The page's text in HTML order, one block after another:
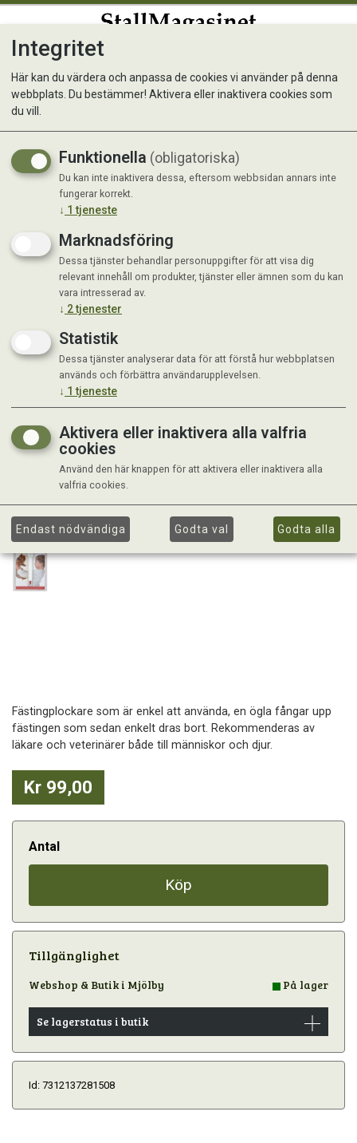
Fästingplockare Penna
Fästingplockare som är enkel att använda, en ögla fångar upp
fästingen som sedan enkelt dras bort. Rekommenderas av
läkare och veterinärer både till människor och djur.
Kr 99,00
Antal
Köp
Tillgänglighet
Webshop & Butik i Mjölby På lager
Se lagerstatus i butik
Id: 7312137281508
Integritet
Här kan du värdera och anpassa de cookies vi använder på denna
webbplats. Du bestämmer! Aktivera eller inaktivera cookies som
du vill.
Funktionella (obligatoriska)
Du kan inte inaktivera dessa, eftersom webbsidan annars inte
fungerar korrekt.
↓ 1 tjeneste
Marknadsföring
Dessa tjänster behandlar personuppgifter för att visa dig
relevant innehåll om produkter, tjänster eller ämnen som du kan
vara intresserad av.
↓ 2tjenester
Statistik
Dessa tjänster analyserar data för att förstå hur webbplatsen
används och förbättra användarupplevelsen.
↓ 1 tjeneste
Aktivera eller inaktivera alla valfria
cookies
Använd den här knappen för att aktivera eller inaktivera alla
valfria cookies.
Endast nödvändiga Godta val Godta alla